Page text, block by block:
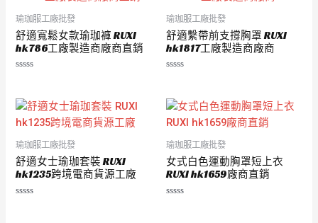
瑜珈服工廠批發
舒適寬鬆女款瑜珈褲 RUXI
hk786工廠製造商廠商直銷
滿
分
5
瑜珈服工廠批發
舒適繫帶前支撐胸罩 RUXI
hk1817工廠製造商廠商
滿
分
5
瑜珈服工廠批發
舒適女士瑜珈套裝 RUXI
hk1235跨境電商貨源工廠
瑜珈服工廠批發
女式白色運動胸罩短上衣
RUXI hk1659廠商直銷